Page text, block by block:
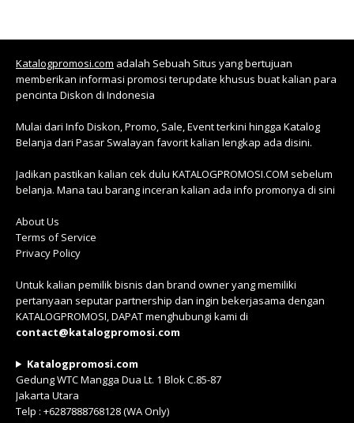
Katalogpromosi.com adalah Sebuah Situs yang bertujuan
memberikan informasi promosi terupdate khusus buat kalian para
pencinta Diskon di Indonesia
Mulai dari Info Diskon, Promo, Sale, Event terkini hingga Katalog
Belanja dari Pasar Swalayan favorit kalian lengkap ada disini.
Jadikan pastikan kalian cek dulu KATALOGPROMOSI.COM sebelum
belanja. Mana tau barang inceran kalian ada info promonya di sini
About Us
Terms of Service
Privacy Policy
Untuk kalian pemilik bisnis dan brand owner yang memiliki
pertanyaan seputar partnership dan ingin bekerjasama dengan
KATALOGPROMOSI, DAPAT menghubungi kami di
contact@katalogpromosi.com
Katalogpromosi.com
Gedung WTC Mangga Dua Lt. 1 Blok C.85-87
Jakarta Utara
Telp : +6287888768128 (WA Only)